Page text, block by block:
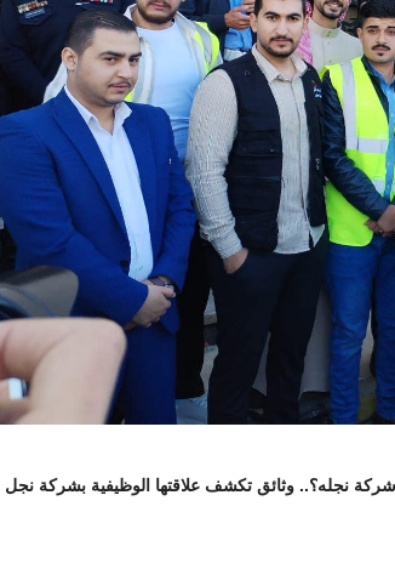
نجله؟.. وثائق تكشف علاقتها الوظيفية بشركة نجل